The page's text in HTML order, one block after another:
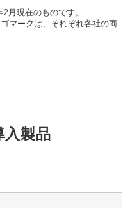
月現在のものです。
マークは、それぞれ各社の商
入製品